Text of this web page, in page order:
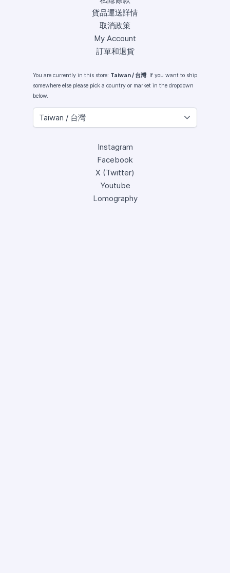
貨品運送詳情
取消政策
My Account
訂單和退貨
You are currently in this store: Taiwan / 台灣. If you want to ship
somewhere else please pick a country or market in the dropdown
below.
Instagram
Facebook
X (Twitter)
Youtube
Lomography